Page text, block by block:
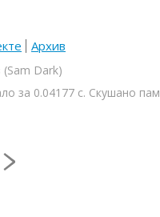
Архив
Dark)
за 0.04177 с. Скушано